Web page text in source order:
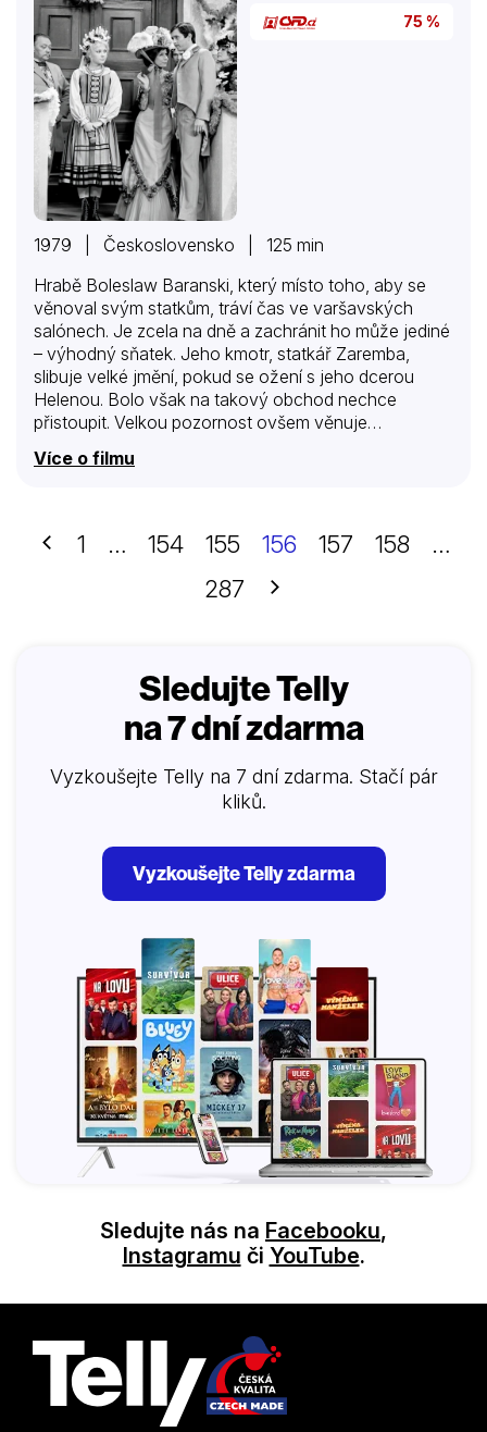
75 %
1979 | Československo | 125 min
Hrabě Boleslaw Baranski, který místo toho, aby se
věnoval svým statkům, tráví čas ve varšavských
salónech. Je zcela na dně a zachránit ho může jediné
– výhodný sňatek. Jeho kmotr, statkář Zaremba,
slibuje velké jmění, pokud se ožení s jeho dcerou
Helenou. Bolo však na takový obchod nechce
přistoupit. Velkou pozornost ovšem věnuje
primabaleríně Wandě, kterou úspěšně přebral příteli
Popielovi. Když se Helena dozví, že Popiel slíbil Bolovi
Více o filmu
Předchozí
1 … 154 155 156 157 158
…
287
Další
Sledujte Telly
na 7 dní zdarma
Vyzkoušejte Telly na 7 dní zdarma. Stačí pár
kliků.
Vyzkoušejte Telly zdarma
Sledujte nás na Facebooku,
Instagramu či YouTube.